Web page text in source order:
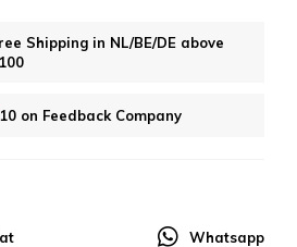
Shipping in NL/BE/DE above
on Feedback Company
Whatsapp